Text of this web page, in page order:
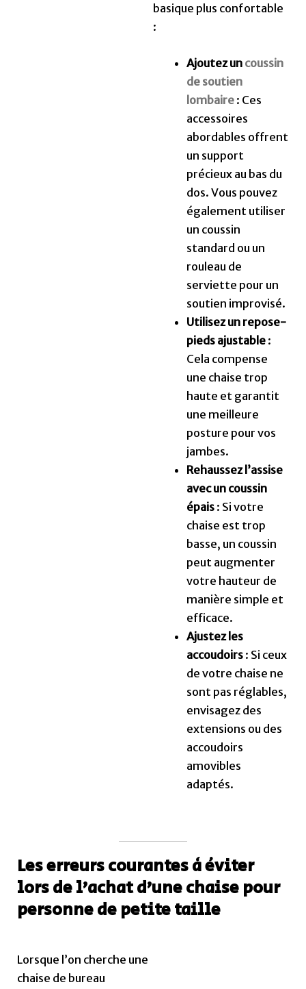
basique plus confortable
:
Ajoutez un coussin
de soutien
lombaire : Ces
accessoires
abordables offrent
un support
précieux au bas du
dos. Vous pouvez
également utiliser
un coussin
standard ou un
rouleau de
serviette pour un
soutien improvisé.
Utilisez un repose-
pieds ajustable :
Cela compense
une chaise trop
haute et garantit
une meilleure
posture pour vos
jambes.
Rehaussez l’assise
avec un coussin
épais : Si votre
chaise est trop
basse, un coussin
peut augmenter
votre hauteur de
manière simple et
efficace.
Ajustez les
accoudoirs : Si ceux
de votre chaise ne
sont pas réglables,
envisagez des
extensions ou des
accoudoirs
amovibles
adaptés.
Les erreurs courantes à éviter
lors de l’achat d’une chaise pour
personne de petite taille
Lorsque l’on cherche une
chaise de bureau